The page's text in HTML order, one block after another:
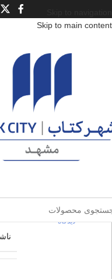
Skip to main content
محصولات / کتاب بزرگسال
فروخته شده
0 بدون
دیدگاه